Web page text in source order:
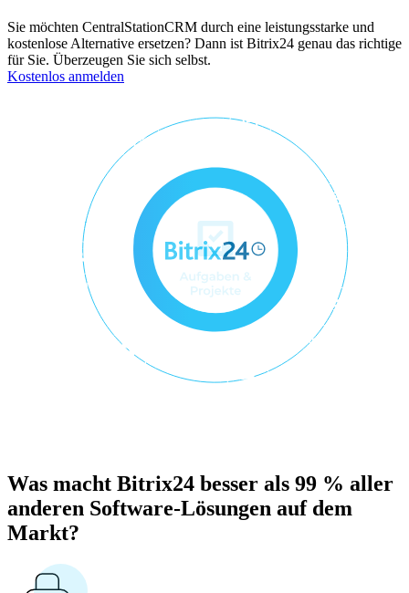
Sie möchten CentralStationCRM durch eine leistungsstarke und
kostenlose Alternative ersetzen? Dann ist Bitrix24 genau das richtige
für Sie. Überzeugen Sie sich selbst.
Kostenlos anmelden
Was macht Bitrix24 besser als 99 % aller
anderen Software-Lösungen auf dem
Markt?